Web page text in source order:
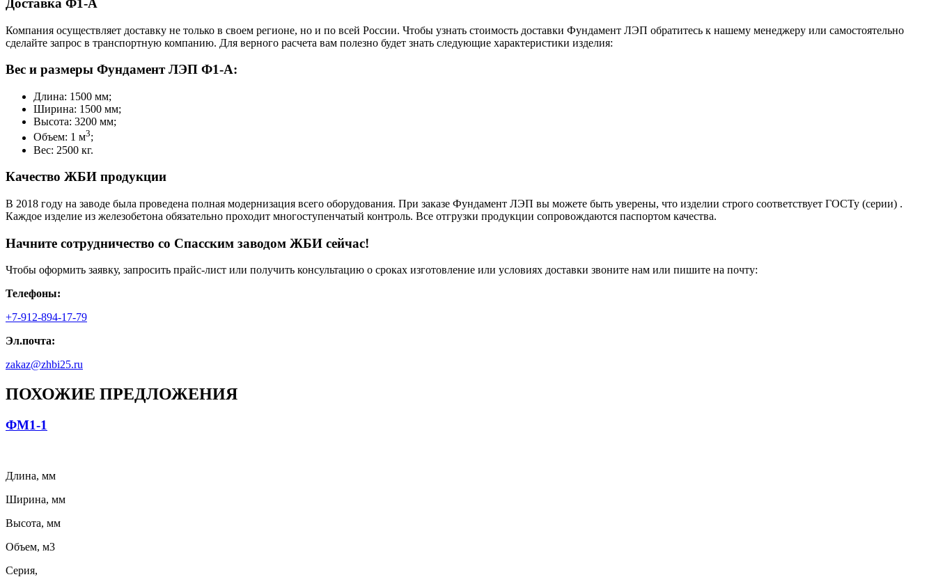
Доставка Ф1-А
Компания осуществляет доставку не только в своем регионе, но и по всей России. Чтобы узнать стоимость доставки Фундамент ЛЭП обратитесь к нашему менеджеру или самостоятельно
сделайте запрос в транспортную компанию. Для верного расчета вам полезно будет знать следующие характеристики изделия:
Вес и размеры Фундамент ЛЭП Ф1-А:
Длина: 1500 мм;
Ширина: 1500 мм;
Высота: 3200 мм;
Объем: 1 м3;
Вес: 2500 кг.
Качество ЖБИ продукции
В 2018 году на заводе была проведена полная модернизация всего оборудования. При заказе Фундамент ЛЭП вы можете быть уверены, что изделии строго соответствует ГОСТу (серии) .
Каждое изделие из железобетона обязательно проходит многоступенчатый контроль. Все отгрузки продукции сопровождаются паспортом качества.
Начните сотрудничество со Cпасским заводом ЖБИ сейчас!
Чтобы оформить заявку, запросить прайс-лист или получить консультацию о сроках изготовление или условиях доставки звоните нам или пишите на почту:
Телефоны:
+7-912-894-17-79
Эл.почта:
zakaz@zhbi25.ru
ПОХОЖИЕ ПРЕДЛОЖЕНИЯ
ФМ1-1
Длина, мм
Ширина, мм
Высота, мм
Объем, м3
Серия,